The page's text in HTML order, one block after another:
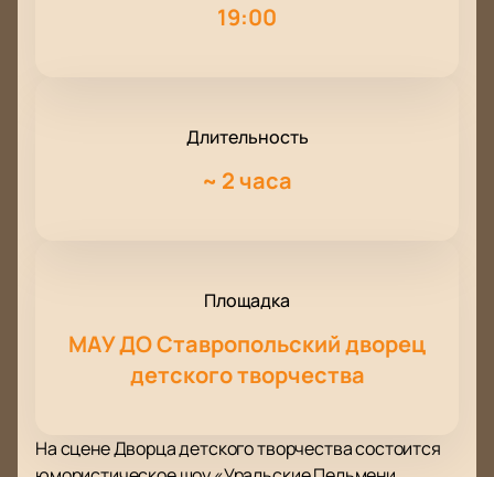
19:00
Длительность
~ 2 часа
Площадка
МАУ ДО Ставропольский дворец
детского творчества
На сцене Дворца детского творчества состоится